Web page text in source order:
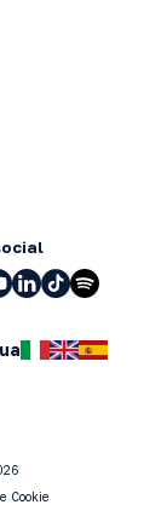
Cookie